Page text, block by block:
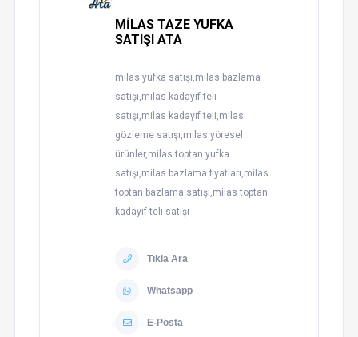
MİLAS TAZE YUFKA
SATIŞI ATA
milas yufka satışı,milas bazlama
satışı,milas kadayıf teli
satışı,milas kadayıf teli,milas
gözleme satışı,milas yöresel
ürünler,milas toptan yufka
satışı,milas bazlama fiyatları,milas
toptan bazlama satışı,milas toptan
kadayıf teli satışı
Tıkla Ara
Whatsapp
E-Posta